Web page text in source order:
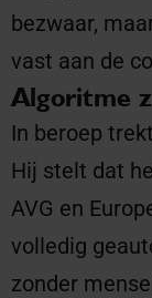
bezwaar,
vast aan de
Algoritme
In beroep
Hij stelt dat
AVG en
volledig
zonder